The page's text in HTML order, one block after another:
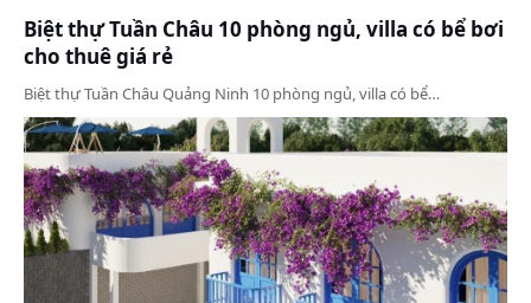
Biệt thự Tuần Châu 10 phòng ngủ, villa có bể bơi
cho thuê giá rẻ
Biệt thự Tuần Châu Quảng Ninh 10 phòng ngủ, villa có bể…